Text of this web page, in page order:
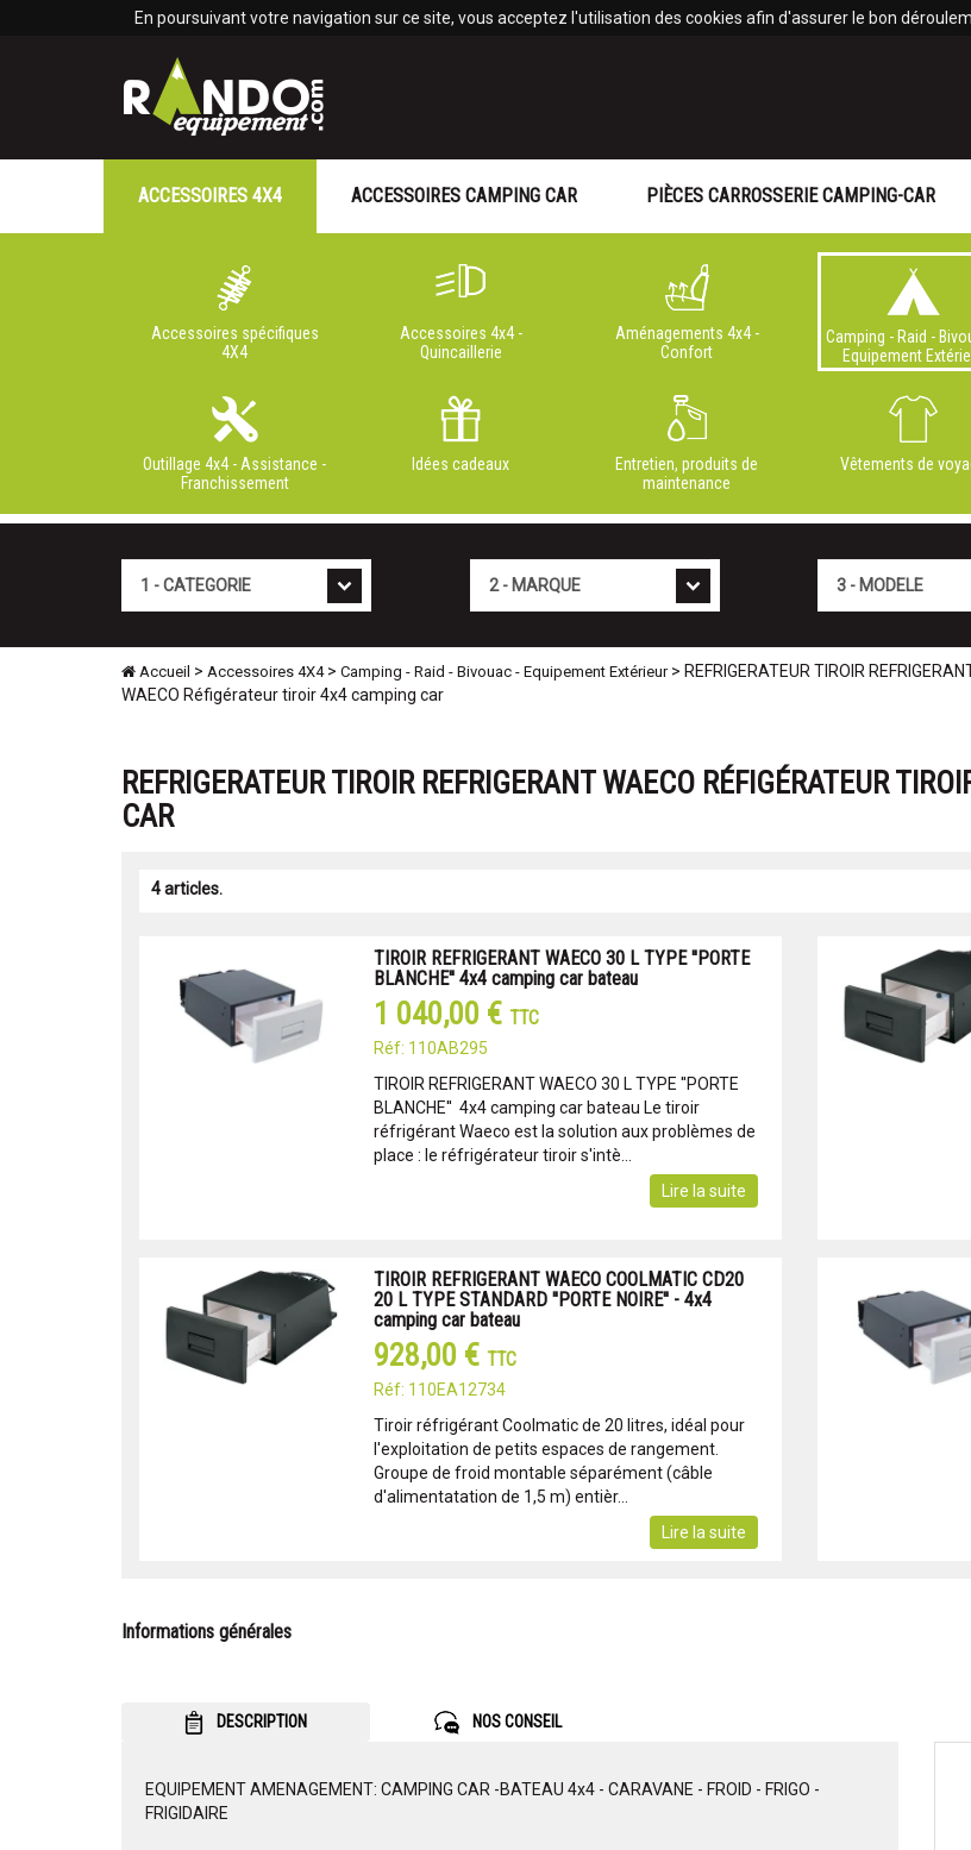
En poursuivant votre navigation sur ce site, vous acceptez l'utilisation des cookies afin d'assurer le bon
ACCESSOIRES 4X4
Accessoires spécifiques
4X4
Accessoires 4x4 -
Quincaillerie
Aménagements 4x4 -
Confort
Camping - Raid -
Equipement
Outillage 4x4 - Assistance -
Franchissement
Idées cadeaux
Entretien, produits de
maintenance
Vêtements de
ACCESSOIRES CAMPING CAR PIÈCES CARROSSERIE CAMPING-CAR
Accueil > Accessoires 4X4> Camping - Raid - Bivouac - Equipement Extérieur> REFRIGERATEUR TIROIR
WAECO Réfigérateur tiroir 4x4 camping car
REFRIGERATEUR TIROIR REFRIGERANT WAECO RÉFIGÉRATEUR
CAR
4 articles.
TIROIR REFRIGERANT WAECO 30 L TYPE ''PORTE
BLANCHE'' 4x4 camping car bateau
1 040,00 € TTC
Réf: 110AB295
TIROIR REFRIGERANT WAECO 30 L TYPE ''PORTE
BLANCHE'' 4x4 camping car bateau Le tiroir
réfrigérant Waeco est la solution aux problèmes de
place : le réfrigérateur tiroir s'intè...
Lire la suite
TIROIR REFRIGERANT WAECO COOLMATIC CD20
20 L TYPE STANDARD ''PORTE NOIRE'' - 4x4
camping car bateau
928,00 € TTC
Réf: 110EA12734
Tiroir réfrigérant Coolmatic de 20 litres, idéal pour
l'exploitation de petits espaces de rangement.
Groupe de froid montable séparément (câble
d'alimentatation de 1,5 m) entièr...
Lire la suite
Informations générales
DESCRIPTION NOS CONSEIL
EQUIPEMENT AMENAGEMENT: CAMPING CAR -BATEAU 4x4 - CARAVANE - FROID - FRIGO -
FRIGIDAIRE
Panneau de gestion des cookies